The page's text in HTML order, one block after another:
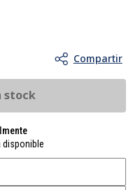
stock
disponible